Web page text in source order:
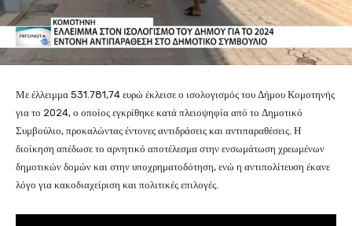
Με έλλειμμα 531.781,74 ευρώ έκλεισε ο ισολογισμός του Δήμου Κομοτηνής
για το 2024, ο οποίος εγκρίθηκε κατά πλειοψηφία από το Δημοτικό
Συμβούλιο, προκαλώντας έντονες αντιδράσεις και αντιπαραθέσεις. Η
διοίκηση απέδωσε το αρνητικό αποτέλεσμα στην ενσωμάτωση χρεωμένων
δημοτικών δομών και στην υποχρηματοδότηση, ενώ η αντιπολίτευση έκανε
λόγο για κακοδιαχείριση και πολιτικές επιλογές.